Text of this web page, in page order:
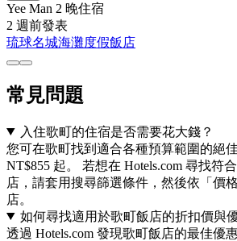
Yee Man 2 晚住宿
2 週前發表
琉球名城海灘度假飯店
常見問題
入住歌町的住宿是否需要花大錢？
您可在歌町找到適合各種預算範圍的絕
NT$855 起。 若想在 Hotels.com 尋找符
店，請套用搜尋篩選條件，然後依「價
店。
如何尋找適用於歌町飯店的折扣價與
透過 Hotels.com 發現歌町飯店的最佳優惠